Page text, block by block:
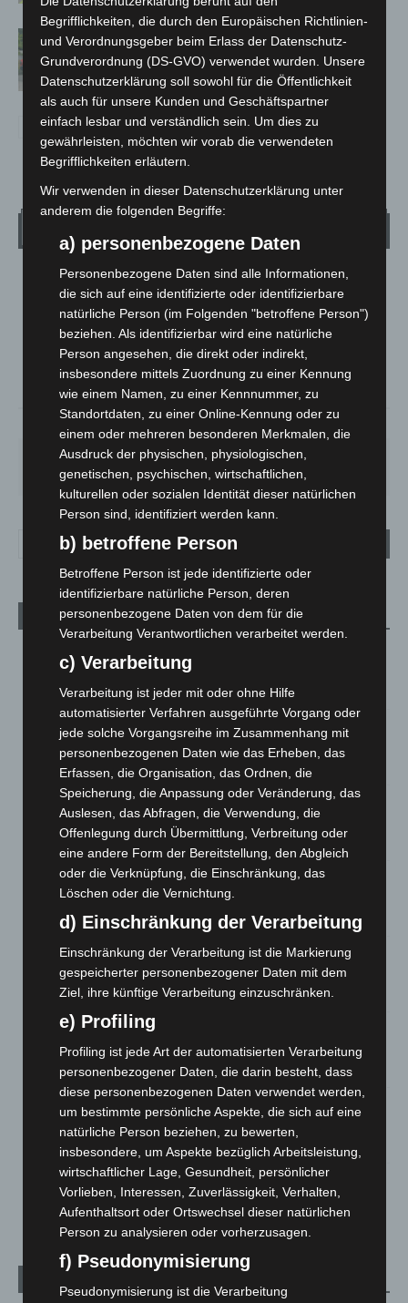
Region Hannover: 21 neue
Notfallsanitäter starten beim Roten
Kreuz
LANGENHAGEN
Klarer Himmel
20.9°C 21.6°
20.5°
2%
SA.
21°
SO.
34°
MO.
29 °
DI.
23°
Aktuelle Beiträge
Werke im Jacques’ Wein-Depot Isernhagen
8. August 2026
A2: Zweite Turbobaustelle startet zwischen Hannover-West
8. August 2026
Niedersachsen: Feuerwehrkräfte kehren nach
Waldbrandeinsatz aus Spanien zurück
7. August 2026
Hannover: Erste Tigermücken-Population in Niedersachsen
entdeckt
7. August 2026
Brand im „Haus der Begegnung“ in Neuwarmbüchen schnell
eingedämmt
6. August 2026
Region Hannover: 21 neue Notfallsanitäter starten beim
Roten Kreuz
5. August 2026
Mann läuft mit Hockeyschläger über A7 – Polizei sucht
5. August 2026
Celle: Mensch stirbt bei Bagger-Unfall auf Baustelle
5. August 2026
Begrifflichkeiten, die durch den Europäischen Richtlinien-
und Verordnungsgeber beim Erlass der Datenschutz-
Grundverordnung (DS-GVO) verwendet wurden. Unsere
Datenschutzerklärung soll sowohl für die Öffentlichkeit
als auch für unsere Kunden und Geschäftspartner
einfach lesbar und verständlich sein. Um dies zu
gewährleisten, möchten wir vorab die verwendeten
Begrifflichkeiten erläutern.
Wir verwenden in dieser Datenschutzerklärung unter
anderem die folgenden Begriffe:
a) personenbezogene Daten
Personenbezogene Daten sind alle Informationen,
die sich auf eine identifizierte oder identifizierbare
natürliche Person (im Folgenden "betroffene Person")
beziehen. Als identifizierbar wird eine natürliche
Person angesehen, die direkt oder indirekt,
insbesondere mittels Zuordnung zu einer Kennung
wie einem Namen, zu einer Kennnummer, zu
Standortdaten, zu einer Online-Kennung oder zu
einem oder mehreren besonderen Merkmalen, die
Ausdruck der physischen, physiologischen,
genetischen, psychischen, wirtschaftlichen,
kulturellen oder sozialen Identität dieser natürlichen
Person sind, identifiziert werden kann.
b) betroffene Person
Betroffene Person ist jede identifizierte oder
identifizierbare natürliche Person, deren
personenbezogene Daten von dem für die
Verarbeitung Verantwortlichen verarbeitet werden.
c) Verarbeitung
Verarbeitung ist jeder mit oder ohne Hilfe
automatisierter Verfahren ausgeführte Vorgang oder
jede solche Vorgangsreihe im Zusammenhang mit
personenbezogenen Daten wie das Erheben, das
Erfassen, die Organisation, das Ordnen, die
Speicherung, die Anpassung oder Veränderung, das
Auslesen, das Abfragen, die Verwendung, die
Offenlegung durch Übermittlung, Verbreitung oder
eine andere Form der Bereitstellung, den Abgleich
oder die Verknüpfung, die Einschränkung, das
Löschen oder die Vernichtung.
d) Einschränkung der Verarbeitung
Einschränkung der Verarbeitung ist die Markierung
gespeicherter personenbezogener Daten mit dem
Ziel, ihre künftige Verarbeitung einzuschränken.
e) Profiling
Profiling ist jede Art der automatisierten Verarbeitung
personenbezogener Daten, die darin besteht, dass
diese personenbezogenen Daten verwendet werden,
um bestimmte persönliche Aspekte, die sich auf eine
natürliche Person beziehen, zu bewerten,
insbesondere, um Aspekte bezüglich Arbeitsleistung,
wirtschaftlicher Lage, Gesundheit, persönlicher
Vorlieben, Interessen, Zuverlässigkeit, Verhalten,
Aufenthaltsort oder Ortswechsel dieser natürlichen
Person zu analysieren oder vorherzusagen.
f) Pseudonymisierung
Pseudonymisierung ist die Verarbeitung